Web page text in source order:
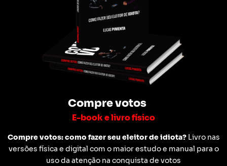
Compre votos
E-book e livro físico
Compre votos: como fazer seu eleitor de idiota?Livro nas
versões física e digital com o maior estudo e manual para o
uso da atenção na conquista de votos